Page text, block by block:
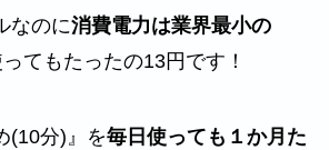
なのに消費電力は業界最小の
てもたったの13円です！
(10分)』を毎日使っても１か月た